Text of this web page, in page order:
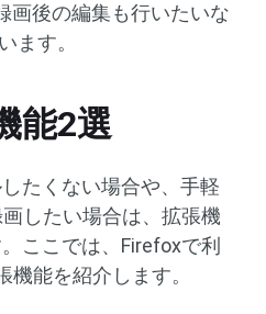
画後の編集も行いたいな
ます。
能2選
たくない場合や、手軽
したい場合は、拡張機
ここでは、Firefoxで利
機能を紹介します。